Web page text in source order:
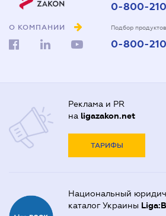
О КОМПАНИИ
0-800-
Подбор
0-800-
Реклама и PR
на ligazakon.net
ТАРИФЫ
Национальный
каталог Украины